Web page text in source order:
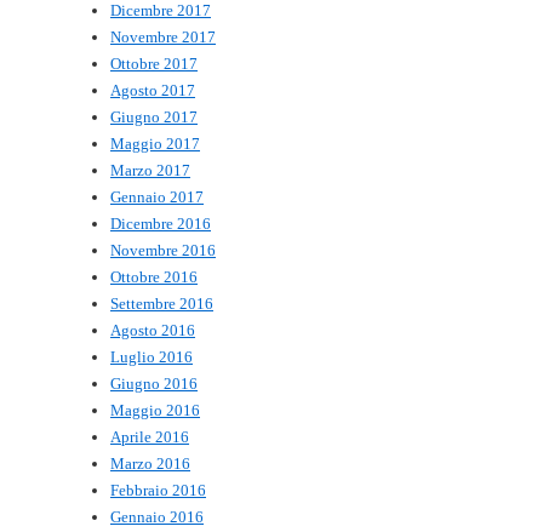
Dicembre 2017
Novembre 2017
Ottobre 2017
Agosto 2017
Giugno 2017
Maggio 2017
Marzo 2017
Gennaio 2017
Dicembre 2016
Novembre 2016
Ottobre 2016
Settembre 2016
Agosto 2016
Luglio 2016
Giugno 2016
Maggio 2016
Aprile 2016
Marzo 2016
Febbraio 2016
Gennaio 2016